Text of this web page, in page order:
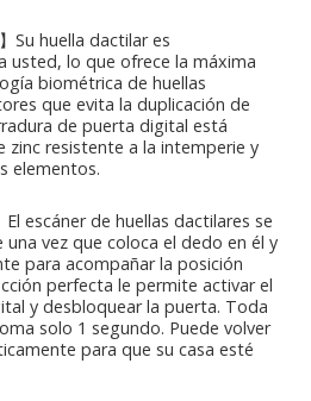
Su huella dactilar es
usted, lo que ofrece la máxima
biométrica de huellas
que evita la duplicación de
de puerta digital está
zinc resistente a la intemperie y
elementos.
escáner de huellas dactilares se
vez que coloca el dedo en él y
para acompañar la posición
perfecta le permite activar el
y desbloquear la puerta. Toda
solo 1 segundo. Puede volver
para que su casa esté